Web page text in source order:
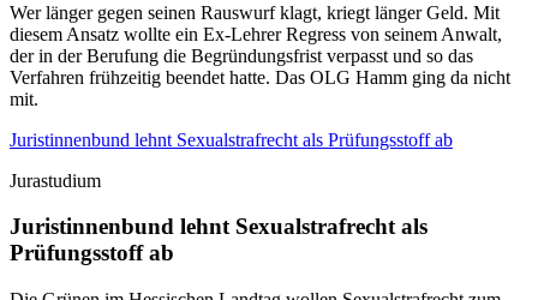
Wer länger gegen seinen Rauswurf klagt, kriegt länger Geld. Mit
diesem Ansatz wollte ein Ex-Lehrer Regress von seinem Anwalt,
der in der Berufung die Begründungsfrist verpasst und so das
Verfahren frühzeitig beendet hatte. Das OLG Hamm ging da nicht
mit.
Juristinnenbund lehnt Sexualstrafrecht als Prüfungsstoff ab
Jurastudium
Juristinnenbund lehnt Sexualstrafrecht als
Prüfungsstoff ab